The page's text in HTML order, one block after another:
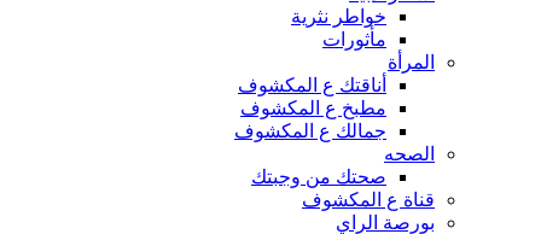
خواطر نثرية
مأثورات
المرأة
أناقتك ع المكشوف
مطبخ ع المكشوف
جمالك ع المكشوف
الصحه
صحتك من وجبتك
قناة ع المكشوف
بورصة الراي